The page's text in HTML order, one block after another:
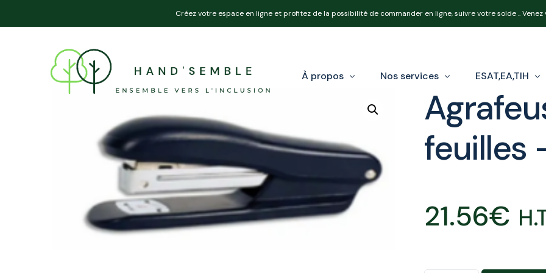
Créez votre espace en ligne et profitez de la possibilité de commander en ligne, suivre votre solde .. Venez
À propos
Notre équipe
Nos services
Nos produits
ESAT,EA,TIH
Loi Handicap
Calcul de
feuilles
21.56€